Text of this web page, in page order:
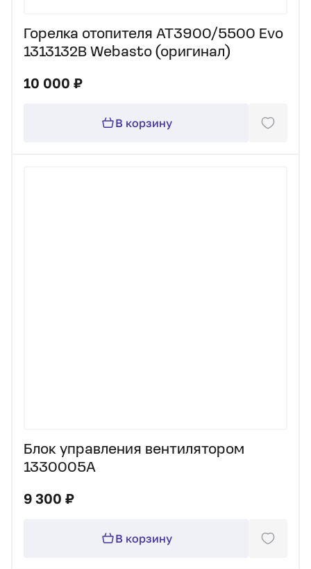
Горелка отопителя AT3900/5500 Evo
1313132B Webasto (оригинал)
10 000 ₽
В корзину
Блок управления вентилятором
1330005A
9 300 ₽
В корзину